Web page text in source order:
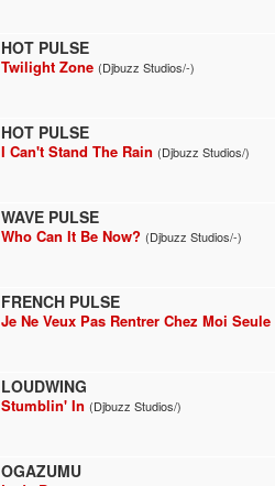
HOT PULSE
Twilight Zone (Djbuzz Studios/-)
HOT PULSE
I Can't Stand The Rain (Djbuzz Studios/)
WAVE PULSE
Who Can It Be Now? (Djbuzz Studios/-)
FRENCH PULSE
Je Ne Veux Pas Rentrer Chez Moi Seule
LOUDWING
Stumblin' In (Djbuzz Studios/)
OGAZUMU